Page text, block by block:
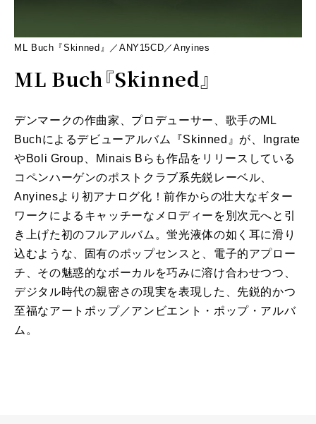
ML Buch『Skinned』／ANY15CD／Anyines
ML Buch『Skinned』
デンマークの作曲家、プロデューサー、歌手のML
Buchによるデビューアルバム『Skinned』が、Ingrate
やBoli Group、Minais Bらも作品をリリースしている
コペンハーゲンのポストクラブ系先鋭レーベル、
Anyinesより初アナログ化！前作からの壮大なギター
ワークによるキャッチーなメロディーを別次元へと引
き上げた初のフルアルバム。蛍光液体の如く耳に滑り
込むような、固有のポップセンスと、電子的アプロー
チ、その魅惑的なボーカルを巧みに溶け合わせつつ、
デジタル時代の親密さの現実を表現した、先鋭的かつ
至福なアートポップ／アンビエント・ポップ・アルバ
ム。